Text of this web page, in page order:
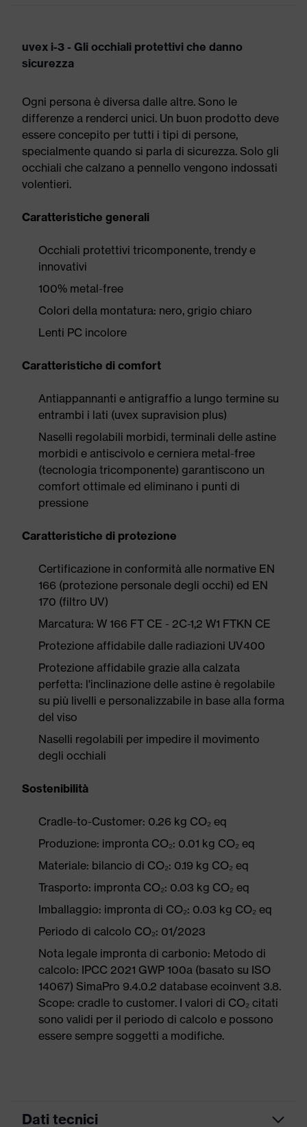
uvex i-3 - Gli occhiali protettivi che danno
sicurezza
Ogni persona è diversa dalle altre. Sono le
differenze a renderci unici. Un buon prodotto deve
essere concepito per tutti i tipi di persone,
specialmente quando si parla di sicurezza. Solo gli
occhiali che calzano a pennello vengono indossati
volentieri.
Caratteristiche generali
Occhiali protettivi tricomponente, trendy e
innovativi
100% metal-free
Colori della montatura: nero, grigio chiaro
Lenti PC incolore
Caratteristiche di comfort
Antiappannanti e antigraffio a lungo termine su
entrambi i lati (uvex supravision plus)
Naselli regolabili morbidi, terminali delle astine
morbidi e antiscivolo e cerniera metal-free
(tecnologia tricomponente) garantiscono un
comfort ottimale ed eliminano i punti di
pressione
Caratteristiche di protezione
Certificazione in conformità alle normative EN
166 (protezione personale degli occhi) ed EN
170 (filtro UV)
Marcatura: W 166 FT CE - 2C-1,2 W1 FTKN CE
Protezione affidabile dalle radiazioni UV400
Protezione affidabile grazie alla calzata
perfetta: l'inclinazione delle astine è regolabile
su più livelli e personalizzabile in base alla forma
del viso
Naselli regolabili per impedire il movimento
degli occhiali
Sostenibilità
Cradle-to-Customer: 0.26 kg CO₂ eq
Produzione: impronta CO₂: 0.01 kg CO₂ eq
Materiale: bilancio di CO₂: 0.19 kg CO₂ eq
Trasporto: impronta CO₂: 0.03 kg CO₂ eq
Imballaggio: impronta di CO₂: 0.03 kg CO₂ eq
Periodo di calcolo CO₂: 01/2023
Nota legale impronta di carbonio: Metodo di
calcolo: IPCC 2021 GWP 100a (basato su ISO
14067) SimaPro 9.4.0.2 database ecoinvent 3.8.
Scope: cradle to customer. I valori di CO₂ citati
sono validi per il periodo di calcolo e possono
essere sempre soggetti a modifiche.
Dati tecnici